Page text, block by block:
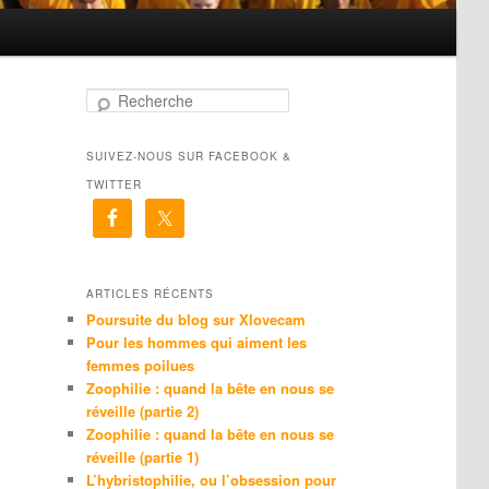
h
e
h
SUIVEZ-NOUS SUR FACEBOOK &
TWITTER
ARTICLES RÉCENTS
Poursuite du blog sur Xlovecam
Pour les hommes qui aiment les
femmes poilues
Zoophilie : quand la bête en nous se
réveille (partie 2)
Zoophilie : quand la bête en nous se
réveille (partie 1)
L’hybristophilie, ou l’obsession pour